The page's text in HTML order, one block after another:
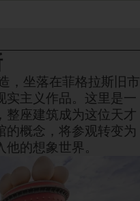
，坐落在菲格拉斯旧市
实主义作品。这里是一
整座建筑成为这位天才
的概念，将参观转变为
的想象世界。